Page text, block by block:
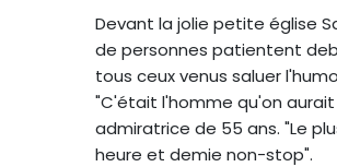
Devant la jolie petite église
de personnes patientent
tous ceux venus saluer
"C'était l'homme qu'on
admiratrice de 55 ans. "Le
heure et demie non-stop".